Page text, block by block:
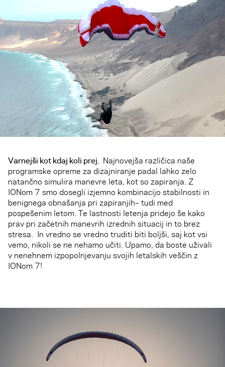
Varnejši kot kdaj koli prej. Najnovejša različica naše
programske opreme za dizajniranje padal lahko zelo
natančno simulira manevre leta, kot so zapiranja. Z
IONom 7 smo dosegli izjemno kombinacijo stabilnosti in
benignega obnašanja pri zapiranjih– tudi med
pospešenim letom. Te lastnosti letenja pridejo še kako
prav pri začetnih manevrih izrednih situacij in to brez
stresa. In vredno se vredno truditi biti boljši, saj kot vsi
vemo, nikoli se ne nehamo učiti. Upamo, da boste uživali
v nenehnem izpopolnjevanju svojih letalskih veščin z
IONom 7!